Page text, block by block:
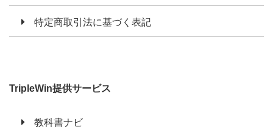
特定商取引法に基づく表記
TripleWin提供サービス
教科書ナビ